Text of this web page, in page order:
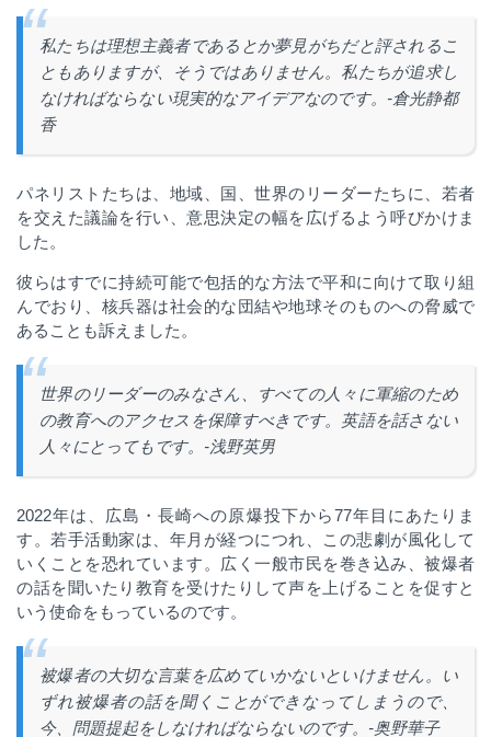
私たちは理想主義者であるとか夢見がちだと評されるこ
ともありますが、そうではありません。私たちが追求し
なければならない現実的なアイデアなのです。 -倉光静都
香
パネリストたちは、地域、国、世界のリーダーたちに、若者
を交えた議論を行い、意思決定の幅を広げるよう呼びかけま
した。
彼らはすでに持続可能で包括的な方法で平和に向けて取り組
んでおり、核兵器は社会的な団結や地球そのものへの脅威で
あることも訴えました。
世界のリーダーのみなさん、すべての人々に軍縮のため
の教育へのアクセスを保障すべきです。英語を話さない
人々にとってもです。 -浅野英男
2022年は、広島・長崎への原爆投下から77年目にあたりま
す。若手活動家は、年月が経つにつれ、この悲劇が風化して
いくことを恐れています。広く一般市民を巻き込み、被爆者
の話を聞いたり教育を受けたりして声を上げることを促すと
いう使命をもっているのです。
被爆者の大切な言葉を広めていかないといけません。い
ずれ被爆者の話を聞くことができなってしまうので、
今、問題提起をしなければならないのです。 -奥野華子